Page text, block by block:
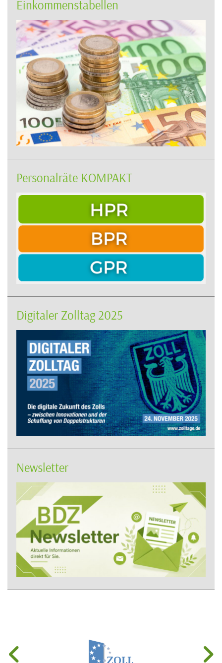
Einkommenstabellen
Personalräte KOMPAKT
Digitaler Zolltag 2025
Newsletter